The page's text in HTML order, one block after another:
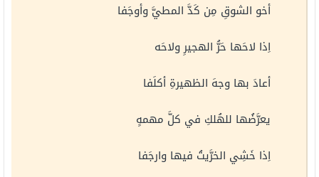
أخو الشوقِ مِن كَدَّ المطيَّ وأوجَفا
اِذا لاحَها حَرُّ الهجيرِ ولاحَه
أعادَ بها وجهَ الظهيرةِ أكلَفا
يعرَّضُها للهُلكِ في كلَّ مهمهٍ
اِذا خَشِي الخرَّيتُ فيها وارجَفا